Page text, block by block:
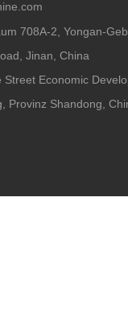
708A-2, Yongan-
Jinan, China
Street Economic
Provinz Shandong,